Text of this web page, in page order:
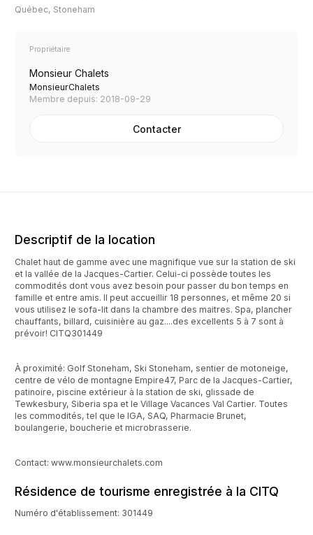
Québec, Stoneham
Propriétaire
Monsieur Chalets
MonsieurChalets
Membre depuis: 2018-09-29
Contacter
Descriptif de la location
Chalet haut de gamme avec une magnifique vue sur la station de ski
et la vallée de la Jacques-Cartier. Celui-ci possède toutes les
commodités dont vous avez besoin pour passer du bon temps en
famille et entre amis. Il peut accueillir 18 personnes, et même 20 si
vous utilisez le sofa-lit dans la chambre des maitres. Spa, plancher
chauffants, billard, cuisinière au gaz....des excellents 5 à 7 sont à
prévoir! CITQ301449
À proximité: Golf Stoneham, Ski Stoneham, sentier de motoneige,
centre de vélo de montagne Empire47, Parc de la Jacques-Cartier,
patinoire, piscine extérieur à la station de ski, glissade de
Tewkesbury, Siberia spa et le Village Vacances Val Cartier. Toutes
les commodités, tel que le IGA, SAQ, Pharmacie Brunet,
boulangerie, boucherie et microbrasserie.
Contact: www.monsieurchalets.com
Résidence de tourisme enregistrée à la CITQ
Numéro d'établissement: 301449